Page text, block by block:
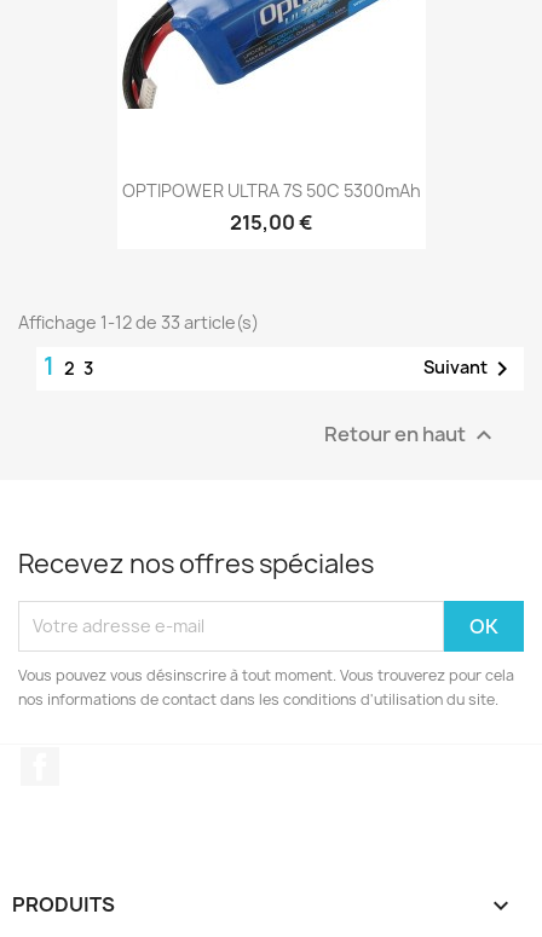
OPTIPOWER ULTRA 7S 50C 5300mAh
215,00 €
Affichage 1-12 de 33 article(s)
1 2 3 Suivant 
Retour en haut 
Recevez nos offres spéciales
Vous pouvez vous désinscrire à tout moment. Vous trouverez pour cela
nos informations de contact dans les conditions d'utilisation du site.
PRODUITS 